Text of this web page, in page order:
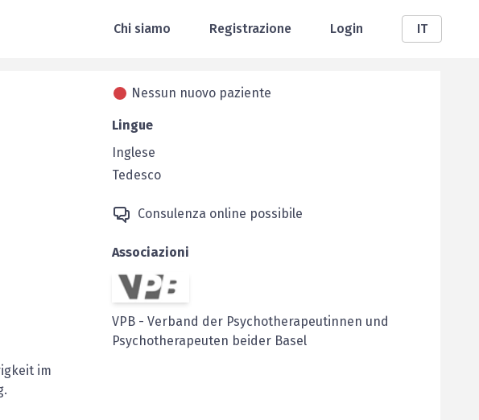
Chi siamo Registrazione Login IT
im
Nessun nuovo paziente
Lingue
Inglese
Tedesco
Consulenza online possibile
Associazioni
VPB - Verband der Psychotherapeutinnen und
Psychotherapeuten beider Basel